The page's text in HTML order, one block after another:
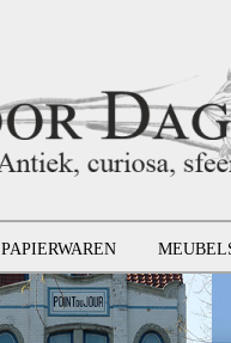
PAPIERWAREN